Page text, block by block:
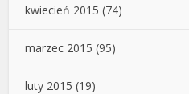
kwiecień 2015 (74)
marzec 2015 (95)
luty 2015 (19)